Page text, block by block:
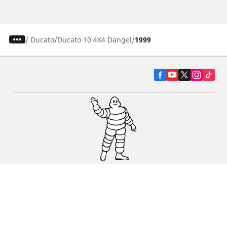
/ Ducato Ducato 10 4X4 Dangel 1999